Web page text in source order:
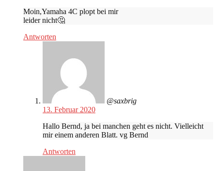
Moin,Yamaha 4C plopt bei mir
leider nicht🤔
Antworten
@saxbrig
13. Februar 2020
Hallo Bernd, ja bei manchen geht es nicht. Vielleicht
mir einem anderen Blatt. vg Bernd
Antworten